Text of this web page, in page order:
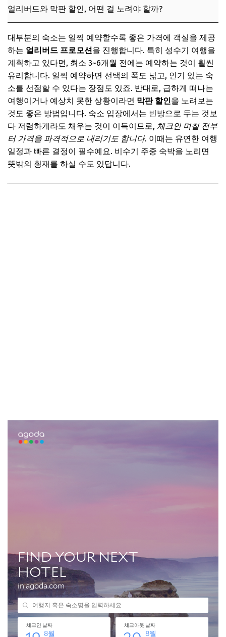
📌 지금 뜨는 꿀정보! 놓치지 마세요
추가할인 코드 WRVE6
놓치면 후회! 숨겨진 비용까지 꼼꼼히 따져보는 지혜
세금, 수수료, 보증금… 예약 전 확인 필수!
📌 지금 뜨는 꿀정보! 놓치지 마세요
추가할인 코드 WRVE6
자주 묻는 질문
Q. 저예산 숙소, 정말 안전한가요?
얼리버드와 막판 할인, 어떤 걸 노려야 할까?
대부분의 숙소는 일찍 예약할수록 좋은 가격에 객실을 제공
하는 얼리버드 프로모션을 진행합니다. 특히 성수기 여행을
계획하고 있다면, 최소 3~6개월 전에는 예약하는 것이 훨씬
유리합니다. 일찍 예약하면 선택의 폭도 넓고, 인기 있는 숙
소를 선점할 수 있다는 장점도 있죠. 반대로, 급하게 떠나는
여행이거나 예상치 못한 상황이라면 막판 할인을 노려보는
것도 좋은 방법입니다. 숙소 입장에서는 빈방으로 두는 것보
다 저렴하게라도 채우는 것이 이득이므로, 체크인 며칠 전부
터 가격을 파격적으로 내리기도 합니다. 이때는 유연한 여행
일정과 빠른 결정이 필수예요. 비수기 주중 숙박을 노리면
뜻밖의 횡재를 하실 수도 있답니다.